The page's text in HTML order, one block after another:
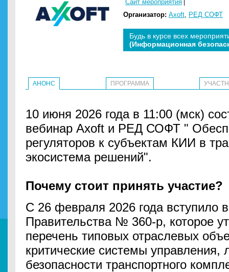
Сайт мероприятия
Организатор: Axoft, РЕД СОФТ
Будь в курсе всех
(Информационная
АНОНС ПРОГРАММА
10 июня 2026 года в 11:00 (мск)
вебинар Axoft и РЕД СОФТ "
регуляторов к субъектам КИИ в
экосистема решений".
Почему стоит принять участие?
С 26 февраля 2026 года вступило
Правительства № 360-р, которое
перечень типовых отраслевых
критические системы управления,
безопасности транспортного